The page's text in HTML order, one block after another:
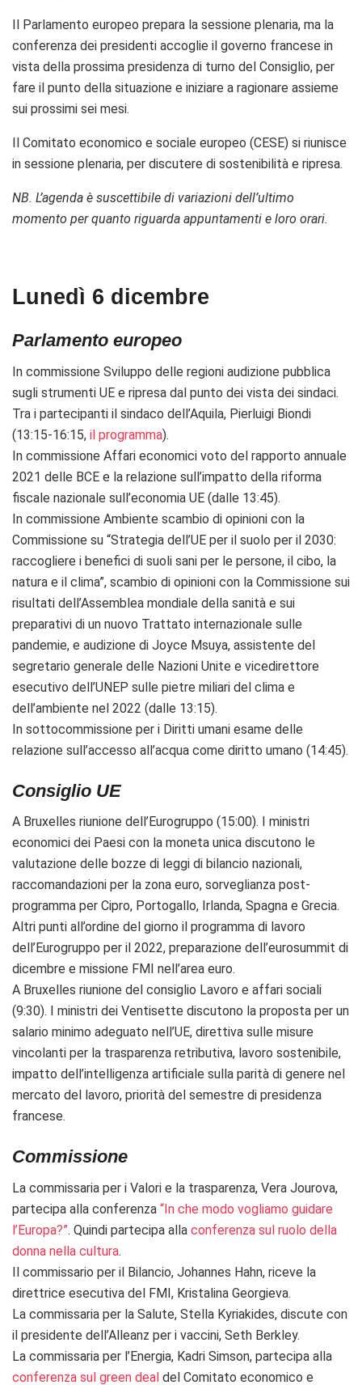
Il Parlamento europeo prepara la sessione plenaria, ma la
conferenza dei presidenti accoglie il governo francese in
vista della prossima presidenza di turno del Consiglio, per
fare il punto della situazione e iniziare a ragionare assieme
sui prossimi sei mesi.
Il Comitato economico e sociale europeo (CESE) si riunisce
in sessione plenaria, per discutere di sostenibilità e ripresa.
NB. L’agenda è suscettibile di variazioni dell’ultimo
momento per quanto riguarda appuntamenti e loro orari.
Lunedì 6 dicembre
Parlamento europeo
In commissione Sviluppo delle regioni audizione pubblica
sugli strumenti UE e ripresa dal punto dei vista dei sindaci.
Tra i partecipanti il sindaco dell’Aquila, Pierluigi Biondi
(13:15-16:15, il programma).
In commissione Affari economici voto del rapporto annuale
2021 delle BCE e la relazione sull’impatto della riforma
fiscale nazionale sull’economia UE (dalle 13:45).
In commissione Ambiente scambio di opinioni con la
Commissione su “Strategia dell’UE per il suolo per il 2030:
raccogliere i benefici di suoli sani per le persone, il cibo, la
natura e il clima”, scambio di opinioni con la Commissione sui
risultati dell’Assemblea mondiale della sanità e sui
preparativi di un nuovo Trattato internazionale sulle
pandemie, e audizione di Joyce Msuya, assistente del
segretario generale delle Nazioni Unite e vicedirettore
esecutivo dell’UNEP sulle pietre miliari del clima e
dell’ambiente nel 2022 (dalle 13:15).
In sottocommissione per i Diritti umani esame delle
relazione sull’accesso all’acqua come diritto umano (14:45).
Consiglio UE
A Bruxelles riunione dell’Eurogruppo (15:00). I ministri
economici dei Paesi con la moneta unica discutono le
valutazione delle bozze di leggi di bilancio nazionali,
raccomandazioni per la zona euro, sorveglianza post-
programma per Cipro, Portogallo, Irlanda, Spagna e Grecia.
Altri punti all’ordine del giorno il programma di lavoro
dell’Eurogruppo per il 2022, preparazione dell’eurosummit di
dicembre e missione FMI nell’area euro.
A Bruxelles riunione del consiglio Lavoro e affari sociali
(9:30). I ministri dei Ventisette discutono la proposta per un
salario minimo adeguato nell’UE, direttiva sulle misure
vincolanti per la trasparenza retributiva, lavoro sostenibile,
impatto dell’intelligenza artificiale sulla parità di genere nel
mercato del lavoro, priorità del semestre di presidenza
francese.
Commissione
La commissaria per i Valori e la trasparenza, Vera Jourova,
partecipa alla conferenza “In che modo vogliamo guidare
l’Europa?”. Quindi partecipa alla conferenza sul ruolo della
donna nella cultura.
Il commissario per il Bilancio, Johannes Hahn, riceve la
direttrice esecutiva del FMI, Kristalina Georgieva.
La commissaria per la Salute, Stella Kyriakides, discute con
il presidente dell’Alleanz per i vaccini, Seth Berkley.
La commissaria per l’Energia, Kadri Simson, partecipa alla
conferenza sul green deal del Comitato economico e